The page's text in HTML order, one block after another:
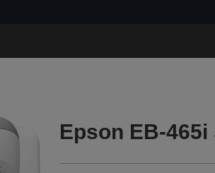
Epson EB-